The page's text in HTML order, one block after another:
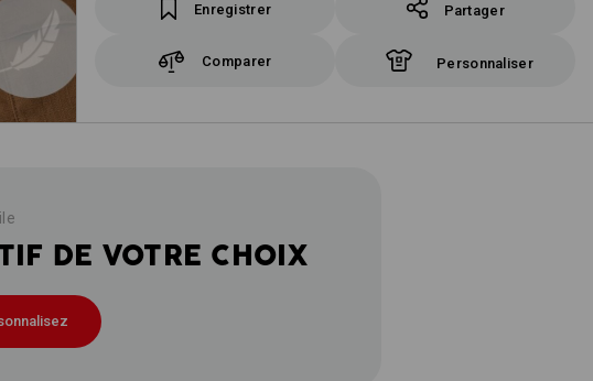
Enregistrer Partager
Comparer Personnaliser
DE VOTRE CHOIX